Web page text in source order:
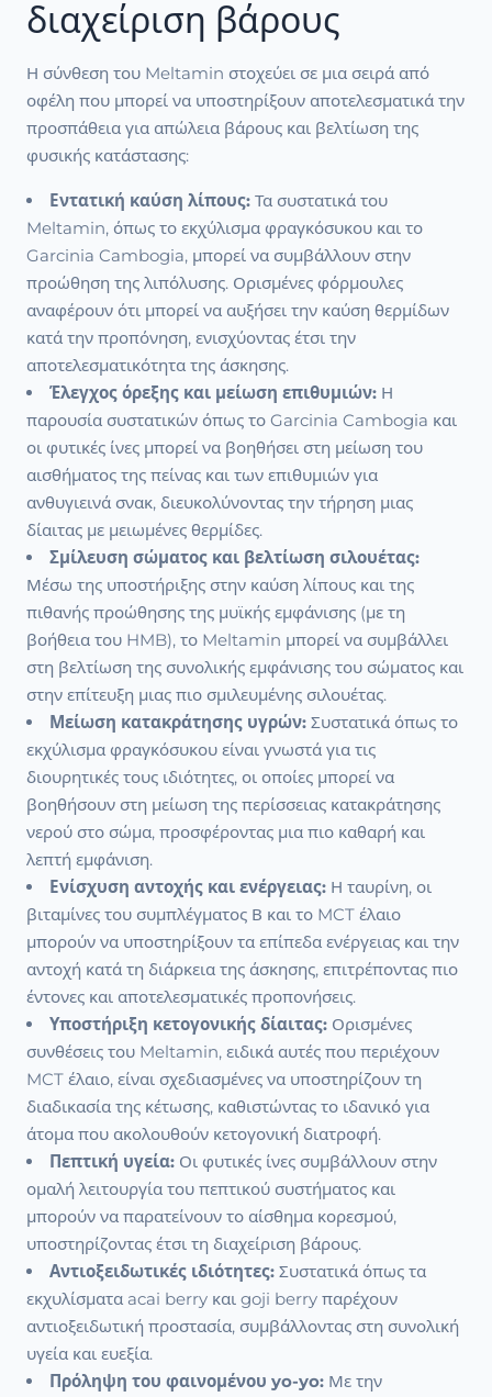
διαχείριση βάρους
Η σύνθεση του Meltamin στοχεύει σε μια σειρά από
οφέλη που μπορεί να υποστηρίξουν αποτελεσματικά την
προσπάθεια για απώλεια βάρους και βελτίωση της
φυσικής κατάστασης:
Εντατική καύση λίπους: Τα συστατικά του
Meltamin, όπως το εκχύλισμα φραγκόσυκου και το
Garcinia Cambogia, μπορεί να συμβάλλουν στην
προώθηση της λιπόλυσης. Ορισμένες φόρμουλες
αναφέρουν ότι μπορεί να αυξήσει την καύση θερμίδων
κατά την προπόνηση, ενισχύοντας έτσι την
αποτελεσματικότητα της άσκησης.
Έλεγχος όρεξης και μείωση επιθυμιών: Η
παρουσία συστατικών όπως το Garcinia Cambogia και
οι φυτικές ίνες μπορεί να βοηθήσει στη μείωση του
αισθήματος της πείνας και των επιθυμιών για
ανθυγιεινά σνακ, διευκολύνοντας την τήρηση μιας
δίαιτας με μειωμένες θερμίδες.
Σμίλευση σώματος και βελτίωση σιλουέτας:
Μέσω της υποστήριξης στην καύση λίπους και της
πιθανής προώθησης της μυϊκής εμφάνισης (με τη
βοήθεια του HMB), το Meltamin μπορεί να συμβάλλει
στη βελτίωση της συνολικής εμφάνισης του σώματος και
στην επίτευξη μιας πιο σμιλευμένης σιλουέτας.
Μείωση κατακράτησης υγρών: Συστατικά όπως το
εκχύλισμα φραγκόσυκου είναι γνωστά για τις
διουρητικές τους ιδιότητες, οι οποίες μπορεί να
βοηθήσουν στη μείωση της περίσσειας κατακράτησης
νερού στο σώμα, προσφέροντας μια πιο καθαρή και
λεπτή εμφάνιση.
Ενίσχυση αντοχής και ενέργειας: Η ταυρίνη, οι
βιταμίνες του συμπλέγματος Β και το MCT έλαιο
μπορούν να υποστηρίξουν τα επίπεδα ενέργειας και την
αντοχή κατά τη διάρκεια της άσκησης, επιτρέποντας πιο
έντονες και αποτελεσματικές προπονήσεις.
Υποστήριξη κετογονικής δίαιτας: Ορισμένες
συνθέσεις του Meltamin, ειδικά αυτές που περιέχουν
MCT έλαιο, είναι σχεδιασμένες να υποστηρίζουν τη
διαδικασία της κέτωσης, καθιστώντας το ιδανικό για
άτομα που ακολουθούν κετογονική διατροφή.
Πεπτική υγεία: Οι φυτικές ίνες συμβάλλουν στην
ομαλή λειτουργία του πεπτικού συστήματος και
μπορούν να παρατείνουν το αίσθημα κορεσμού,
υποστηρίζοντας έτσι τη διαχείριση βάρους.
Αντιοξειδωτικές ιδιότητες: Συστατικά όπως τα
εκχυλίσματα acai berry και goji berry παρέχουν
αντιοξειδωτική προστασία, συμβάλλοντας στη συνολική
υγεία και ευεξία.
Πρόληψη του φαινομένου yo-yo: Με την